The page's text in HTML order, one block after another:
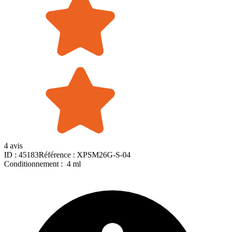
4 avis
ID : 45183Référence : XPSM26G-S-04
Conditionnement : 4 ml